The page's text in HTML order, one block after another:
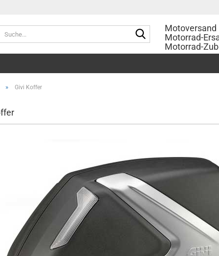
Suche...Motoversand
Motorrad-
Motorrad-
» Givi Koffer